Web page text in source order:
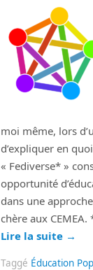
moi même, lors
d’expliquer en
« Fediverse* »
opportunité
dans une
chère aux
Lire la suite →
Taggé Éducation